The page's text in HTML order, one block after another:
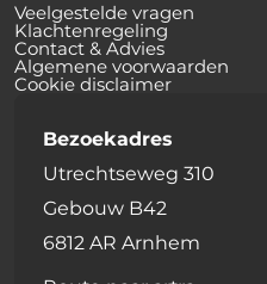
Veelgestelde vragen
Klachtenregeling
Contact & Advies
Algemene voorwaarden
Cookie disclaimer
Bezoekadres
Utrechtseweg 310
Gebouw B42
6812 AR Arnhem